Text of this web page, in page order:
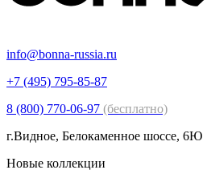
info@bonna-russia.ru
+7 (495) 795-85-87
8 (800) 770-06-97 (бесплатно)
г.Видное, Белокаменное шоссе, 6Ю
Новые коллекции